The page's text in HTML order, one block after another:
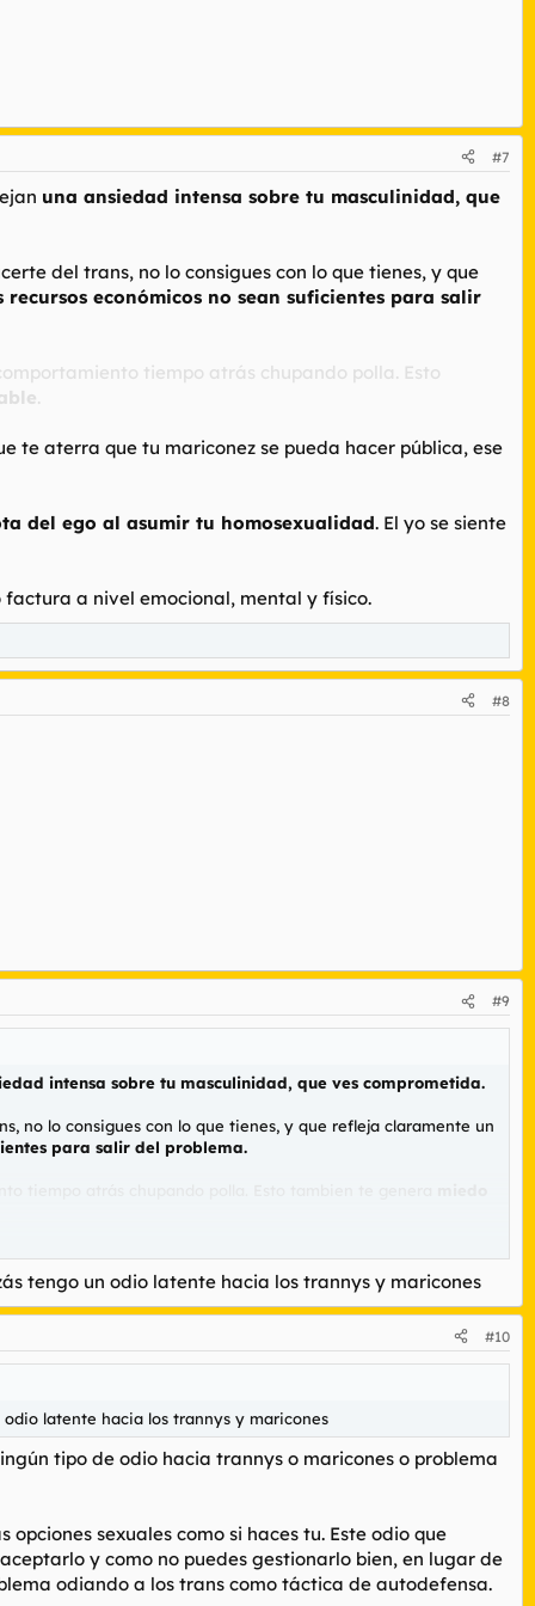
#7
una ansiedad intensa sobre tu masculinidad, que
del trans, no lo consigues con lo que tienes, y que
económicos no sean suficientes para salir
tiempo atrás chupando polla. Esto
.
te aterra que tu mariconez se pueda hacer pública, ese
del ego al asumir tu homosexualidad. El yo se siente
a nivel emocional, mental y físico.
#8
#9
intensa sobre tu masculinidad, que ves comprometida.
no lo consigues con lo que tienes, y que refleja claramente un
para salir del problema.
tu mariconez se pueda hacer pública, ese pánico ante la
tu homosexualidad. El yo se siente invadido, indefenso
emocional, mental y físico.
tengo un odio latente hacia los trannys y maricones
#10
latente hacia los trannys y maricones
tipo de odio hacia trannys o maricones o problema
sexuales como si haces tu. Este odio que
y como no puedes gestionarlo bien, en lugar de
odiando a los trans como táctica de autodefensa.